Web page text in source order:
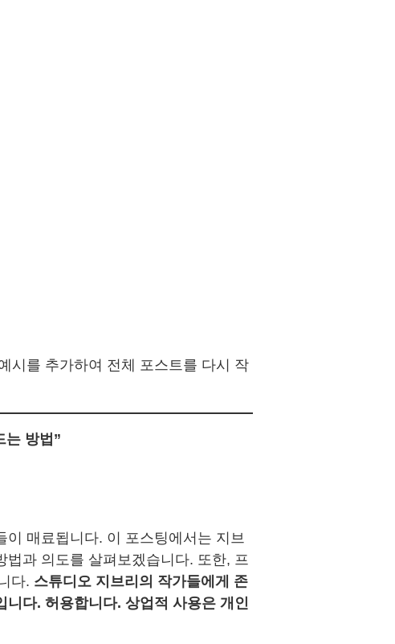
시를 추가하여 전체 포스트를 다시 작
는 방법”
매료됩니다. 이 포스팅에서는 지브
과 의도를 살펴보겠습니다. 또한, 프
다. 스튜디오 지브리의 작가들에게 존
다. 허용합니다. 상업적 사용은 개인